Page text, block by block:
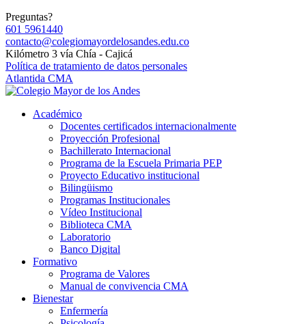
Preguntas?
601 5961440
contacto@colegiomayordelosandes.edu.co
Kilómetro 3 vía Chía - Cajicá
Política de tratamiento de datos personales
Atlantida CMA
Académico
Docentes certificados internacionalmente
Proyección Profesional
Bachillerato Internacional
Programa de la Escuela Primaria PEP
Proyecto Educativo institucional
Bilingüismo
Programas Institucionales
Vídeo Institucional
Biblioteca CMA
Laboratorio
Banco Digital
Formativo
Programa de Valores
Manual de convivencia CMA
Bienestar
Enfermería